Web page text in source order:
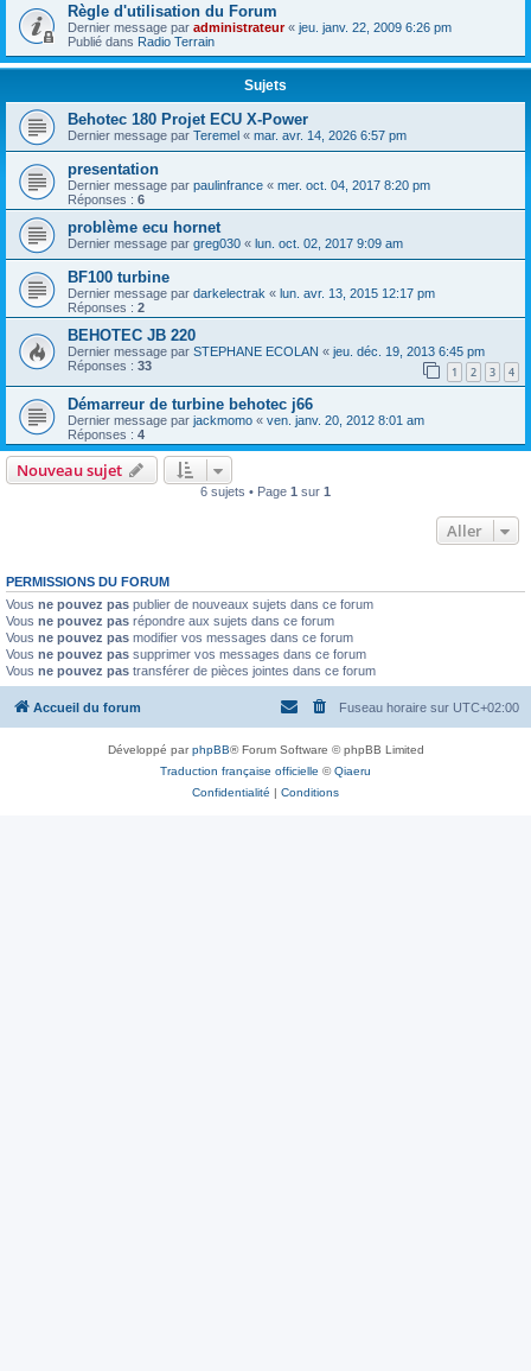
Règle d'utilisation du Forum
Dernier message par administrateur« jeu. janv. 22, 2009 6:26 pm
Publié dans Radio Terrain
Sujets
Behotec 180 Projet ECU X-Power
Dernier message par Teremel « mar. avr. 14, 2026 6:57 pm
presentation
Dernier message par paulinfrance « mer. oct. 04, 2017 8:20 pm
Réponses : 6
problème ecu hornet
Dernier message par greg030 « lun. oct. 02, 2017 9:09 am
BF100 turbine
Dernier message par darkelectrak « lun. avr. 13, 2015 12:17 pm
Réponses : 2
BEHOTEC JB 220
Dernier message par STEPHANE ECOLAN « jeu. déc. 19, 2013 6:45 pm
Réponses : 33 1 2 3 4
Démarreur de turbine behotec j66
Dernier message par jackmomo « ven. janv. 20, 2012 8:01 am
Réponses : 4
Nouveau sujet
6 sujets • Page 1 sur 1
Aller
PERMISSIONS DU FORUM
Vous ne pouvez pas publier de nouveaux sujets dans ce forum
Vous ne pouvez pas répondre aux sujets dans ce forum
Vous ne pouvez pas modifier vos messages dans ce forum
Vous ne pouvez pas supprimer vos messages dans ce forum
Vous ne pouvez pas transférer de pièces jointes dans ce forum
Accueil du forum Fuseau horaire sur UTC+02:00
Développé parphpBB® Forum Software © phpBB Limited
Traduction française officielle ©Qiaeru
Confidentialité | Conditions